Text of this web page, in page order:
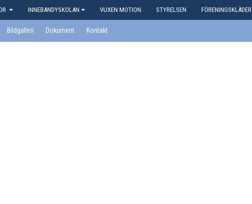
INNEBANDYSKOLAN VUXEN MOTION STYRELSEN FÖRENINGSKLÄDER
Bildgalleri Dokument Kontakt